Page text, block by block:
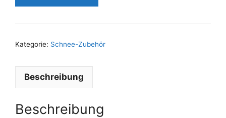
Kategorie: Schnee-Zubehör
Beschreibung
Beschreibung